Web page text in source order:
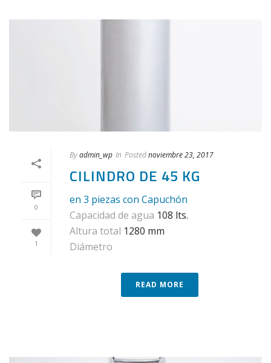
0
1
Byadmin_wp In Postednoviembre 23, 2017
CILINDRO DE 45 KG
en 3 piezas con Capuchón
Capacidad de agua 108 lts.
Altura total 1280 mm
Diámetro
READ MORE